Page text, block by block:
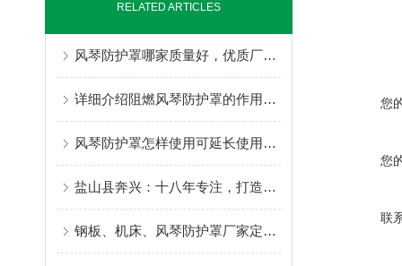
RELATED ARTICLES
风琴防护罩哪家质量好，优质厂家定制不得了
详细介绍阻燃风琴防护罩的作用及应用中出现问题的解决方案
风琴防护罩怎样使用可延长使用寿命
盐山县奔兴：十八年专注，打造高品质风琴罩、风琴护罩、风琴防护罩
钢板、机床、风琴防护罩厂家定制指南：柔性防护材料的耐温、阻燃与往复寿命解析
您
您
联